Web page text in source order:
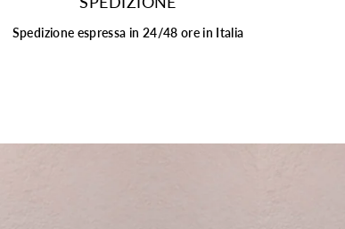
Spedizione espressa in 24/48 ore in Italia